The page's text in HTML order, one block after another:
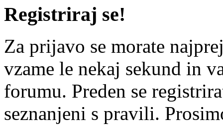
Registriraj se!
Za prijavo se morate
vzame le nekaj sekund in
forumu. Preden se
seznanjeni s pravili.